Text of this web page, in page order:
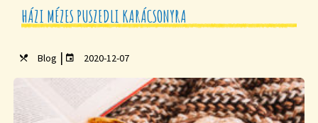
HÁZI MÉZES PUSZEDLI KARÁCSONYRA
Blog | 2020-12-07